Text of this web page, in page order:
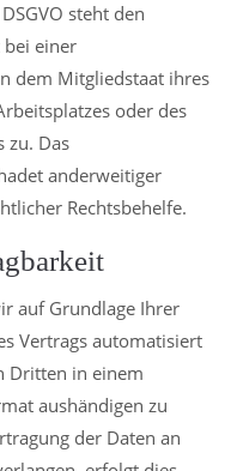
steht den
bei einer
dem Mitgliedstaat ihres
oder des
zu. Das
anderweitiger
Rechtsbehelfe.
auf Grundlage Ihrer
Vertrags automatisiert
Dritten in einem
aushändigen zu
der Daten an